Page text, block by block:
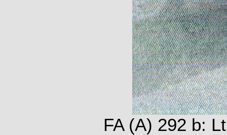
FA (A) 292 b: